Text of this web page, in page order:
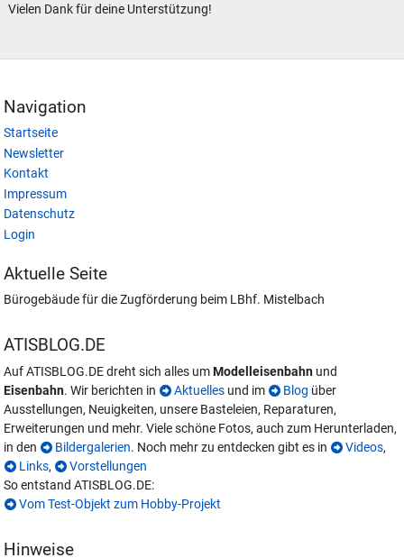
Vielen Dank für deine Unterstützung!
Navigation
Startseite
Newsletter
Kontakt
Impressum
Datenschutz
Login
Aktuelle Seite
Bürogebäude für die Zugförderung beim LBhf. Mistelbach
ATISBLOG.DE
Auf ATISBLOG.DE dreht sich alles umModelleisenbahn und
Eisenbahn. Wir berichten in Aktuelles und im Blog über
Ausstellungen, Neuigkeiten, unsere Basteleien, Reparaturen,
Erweiterungen und mehr. Viele schöne Fotos, auch zum Herunterladen,
in den
Bildergalerien. Noch mehr zu entdecken gibt es in Videos,
Links,
Vorstellungen
So entstand ATISBLOG.DE:
Vom Test-Objekt zum Hobby-Projekt
Hinweise